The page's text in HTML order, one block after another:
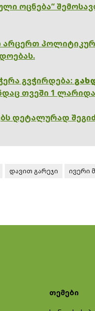
ოცნება“
არცერთ პოლიტიკურ
გვჭირდება:
თვეში 1
დეტალურად
დავით გარეჯი ივერი
თემები